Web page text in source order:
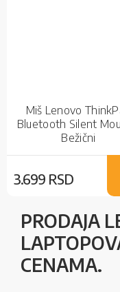
Miš Lenovo
Bluetooth Silent
Bežični
3.699 RSD
PRODAJA
CENAMA.